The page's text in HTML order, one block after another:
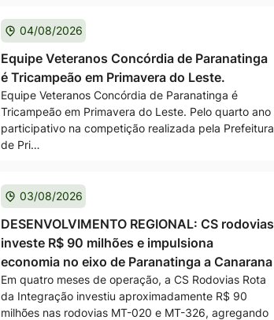
04/08/2026
Equipe Veteranos Concórdia de Paranatinga
é Tricampeão em Primavera do Leste.
Equipe Veteranos Concórdia de Paranatinga é
Tricampeão em Primavera do Leste. Pelo quarto ano
participativo na competição realizada pela Prefeitura
de Pri…
03/08/2026
DESENVOLVIMENTO REGIONAL: CS rodovias
investe R$ 90 milhões e impulsiona
economia no eixo de Paranatinga a Canarana
Em quatro meses de operação, a CS Rodovias Rota
da Integração investiu aproximadamente R$ 90
milhões nas rodovias MT-020 e MT-326, agregando